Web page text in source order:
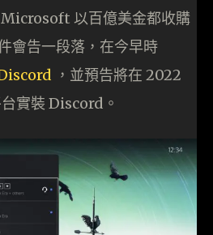
以百億美金都收購
會告一段落，在今早時
，並預告將在 2022
實裝 Discord。